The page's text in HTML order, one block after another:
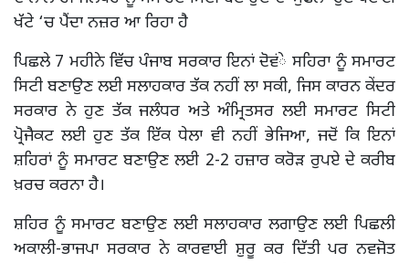
ਖੱਟੇ ‘ਚ ਪੈਂਦਾ ਨਜ਼ਰ ਆ ਰਿਹਾ ਹੈ
ਪਿਛਲੇ 7 ਮਹੀਨੇ ਵਿੱਚ ਪੰਜਾਬ ਸਰਕਾਰ ਇਨਾਂ ਦੋਵਂੇ ਸਹਿਰਾ ਨੂੰ ਸਮਾਰਟ
ਸਿਟੀ ਬਣਾਉਣ ਲਈ ਸਲਾਹਕਾਰ ਤੱਕ ਨਹੀਂ ਲਾ ਸਕੀ, ਜਿਸ ਕਾਰਨ ਕੇਂਦਰ
ਸਰਕਾਰ ਨੇ ਹੁਣ ਤੱਕ ਜਲੰਧਰ ਅਤੇ ਅੰਮ੍ਰਿਤਸਰ ਲਈ ਸਮਾਰਟ ਸਿਟੀ
ਪ੍ਰੋਜੈਕਟ ਲਈ ਹੁਣ ਤੱਕ ਇੱਕ ਧੇਲਾ ਵੀ ਨਹੀਂ ਭੇਜਿਆ, ਜਦੋਂ ਕਿ ਇਨਾਂ
ਸ਼ਹਿਰਾਂ ਨੂੰ ਸਮਾਰਟ ਬਣਾਉਣ ਲਈ 2-2 ਹਜ਼ਾਰ ਕਰੋੜ ਰੁਪਏ ਦੇ ਕਰੀਬ
ਖ਼ਰਚ ਕਰਨਾ ਹੈ।
ਸ਼ਹਿਰ ਨੂੰ ਸਮਾਰਟ ਬਣਾਉਣ ਲਈ ਸਲਾਹਕਾਰ ਲਗਾਉਣ ਲਈ ਪਿਛਲੀ
ਅਕਾਲੀ-ਭਾਜਪਾ ਸਰਕਾਰ ਨੇ ਕਾਰਵਾਈ ਸ਼ੁਰੂ ਕਰ ਦਿੱਤੀ ਪਰ ਨਵਜੋਤ